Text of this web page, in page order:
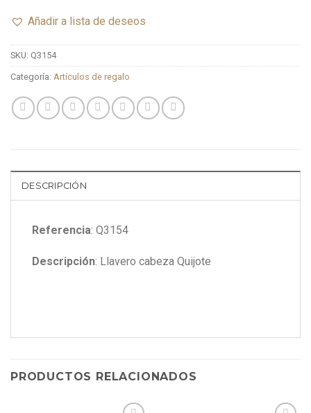
Añadir a lista de deseos
SKU: Q3154
Categoría: Artículos de regalo
DESCRIPCIÓN
Referencia: Q3154
Descripción: Llavero cabeza Quijote
PRODUCTOS RELACIONADOS